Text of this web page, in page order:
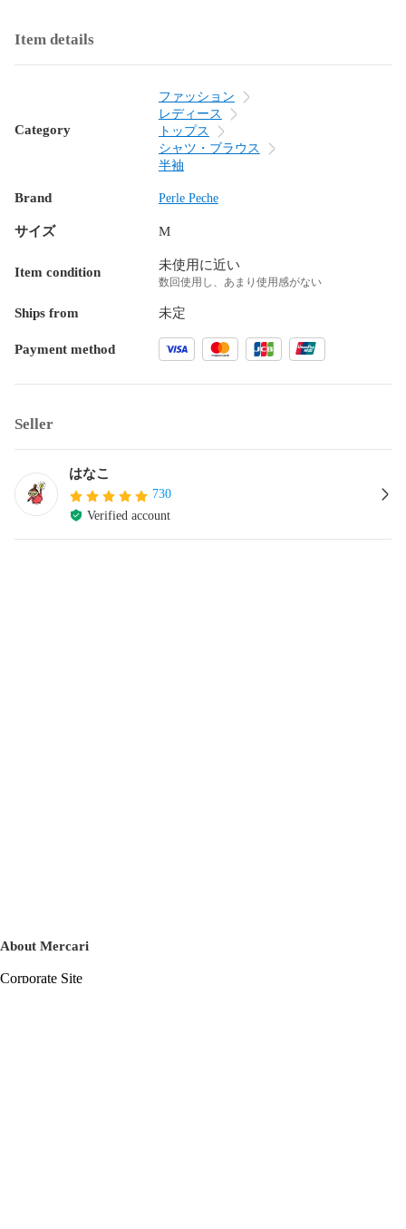
Item details
Category
ファッション
レディース
トップス
シャツ・ブラウス
半袖
Brand Perle Peche
サイズ M
Item condition 未使用に近い
数回使用し、あまり使用感がない
Ships from 未定
Payment method
Seller
はなこ
730
Verified account
About Mercari
Corporate Site